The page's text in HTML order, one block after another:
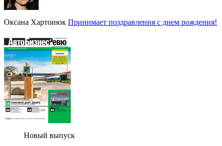
Оксана Хартонюк Принимает поздравления с днем рождения!
Новый выпуск